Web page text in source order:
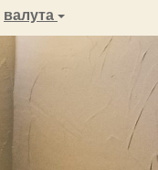
валута